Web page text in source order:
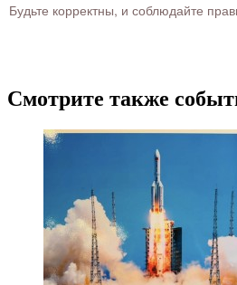
Будьте корректны, и соблюдайте
Смотрите также